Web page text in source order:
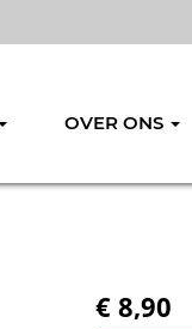
OVER ONS
€ 8,90